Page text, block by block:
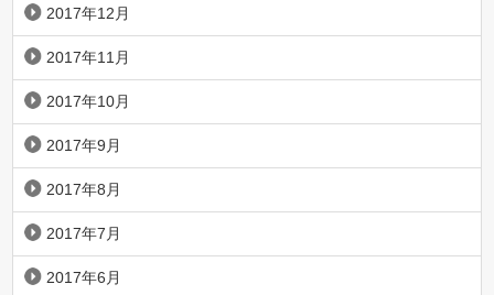
2017年12月
2017年11月
2017年10月
2017年9月
2017年8月
2017年7月
2017年6月